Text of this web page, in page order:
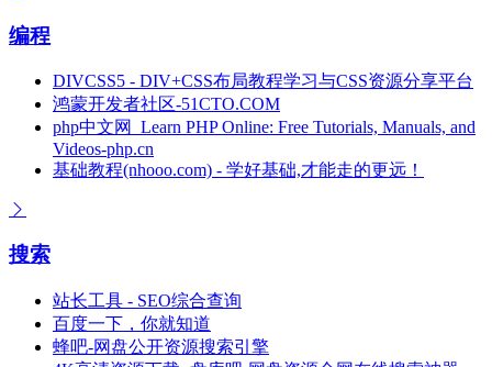
编程
DIVCSS5 - DIV+CSS布局教程学习与CSS资源分享平台
鸿蒙开发者社区-51CTO.COM
php中文网_Learn PHP Online: Free Tutorials, Manuals, and
Videos-php.cn
基础教程(nhooo.com) - 学好基础,才能走的更远！
搜索
站长工具 - SEO综合查询
百度一下，你就知道
蜂吧-网盘公开资源搜索引擎